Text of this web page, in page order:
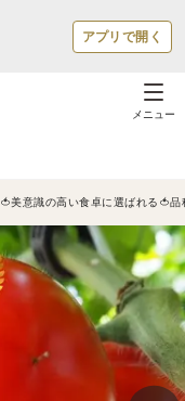
アプリで開く
メニュー
🍅美意識の高い食卓に選ばれる🍅